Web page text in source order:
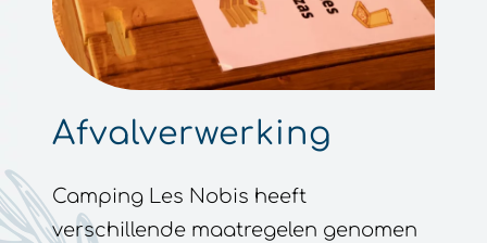
Afvalverwerking
Camping Les Nobis heeft
verschillende maatregelen genomen